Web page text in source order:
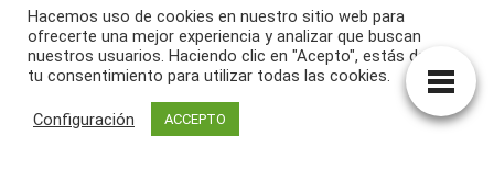
Apartamento Vegan
Just Eat
Planthia
Scoolinary
Surge Sanctuary
Hacemos uso de cookies en nuestro sitio web para
ofrecerte una mejor experiencia y analizar que buscan
nuestros usuarios. Haciendo clic en "Acepto", estás dando
tu consentimiento para utilizar todas las cookies.
Configuración ACCEPTO